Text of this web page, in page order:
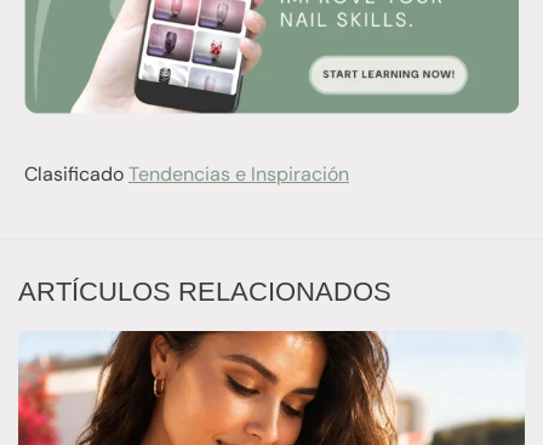
ClasificadoTendencias e Inspiración
ARTÍCULOS RELACIONADOS